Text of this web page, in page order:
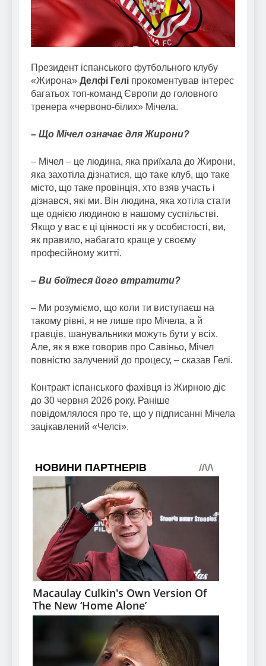
Президент іспанського футбольного клубу
«Жирона» Делфі Гелі прокоментував інтерес
багатьох топ-команд Європи до головного
тренера «червоно-білих» Мічела.
– Що Мічел означає для Жирони?
– Мічел – це людина, яка приїхала до Жирони,
яка захотіла дізнатися, що таке клуб, що таке
місто, що таке провінція, хто взяв участь і
дізнався, які ми. Він людина, яка хотіла стати
ще однією людиною в нашому суспільстві.
Якщо у вас є ці цінності як у особистості, ви,
як правило, набагато краще у своєму
професійному житті.
– Ви боїтеся його втратити?
– Ми розуміємо, що коли ти виступаєш на
такому рівні, я не лише про Мічела, а й
гравців, шанувальники можуть бути у всіх.
Але, як я вже говорив про Савіньо, Мічел
повністю залучений до процесу, – сказав Гелі.
Контракт іспанського фахівця із Жирною діє
до 30 червня 2026 року. Раніше
повідомлялося про те, що у підписанні Мічела
зацікавлений «Челсі».